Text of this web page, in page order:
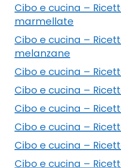
Cibo e cucina –
marmellate
Cibo e cucina –
melanzane
Cibo e cucina –
Cibo e cucina –
Cibo e cucina –
Cibo e cucina –
Cibo e cucina –
Cibo e cucina –